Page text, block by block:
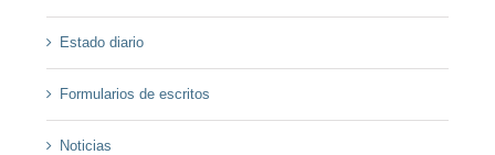
Estado diario
Formularios de escritos
Noticias